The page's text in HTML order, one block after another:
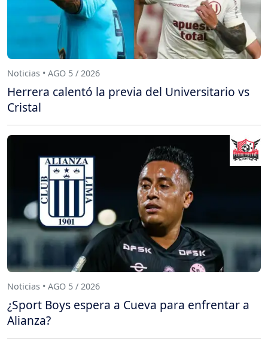
Noticias • AGO 5 / 2026
Herrera calentó la previa del Universitario vs
Cristal
Noticias • AGO 5 / 2026
¿Sport Boys espera a Cueva para enfrentar a
Alianza?